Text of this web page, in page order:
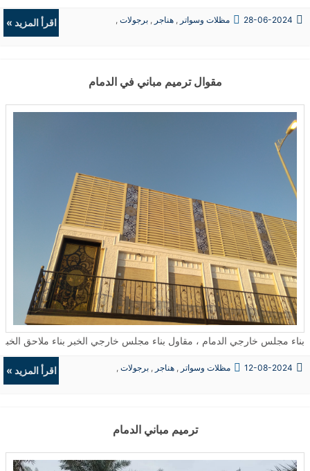
28-06-2024 مظلات وسواتر , هناجر , برجولات ,
اقرأ المزيد »
مقوال ترميم مباني في الدمام
بناء مجلس خارجي الدمام ، مقاول بناء مجلس خارجي الخبر بناء ملاحق الخبر ، بناء ملحق خارجي جاهز , شركة
12-08-2024 مظلات وسواتر هناجر برجولات اقرأ المزيد »
ترميم مباني الدمام